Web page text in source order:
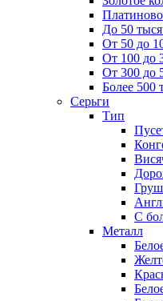
До 50
От 50 до
От 100 до
От 300 до
Более 500
Серьги
Тип
С
Металл